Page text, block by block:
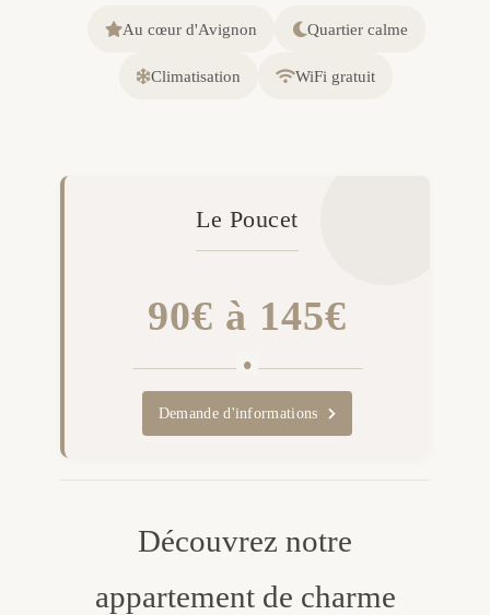
Au cœur d'Avignon Quartier calme
Climatisation WiFi gratuit
Le Poucet
90€ à 145€
Demande d'informations
Découvrez notre
appartement de charme